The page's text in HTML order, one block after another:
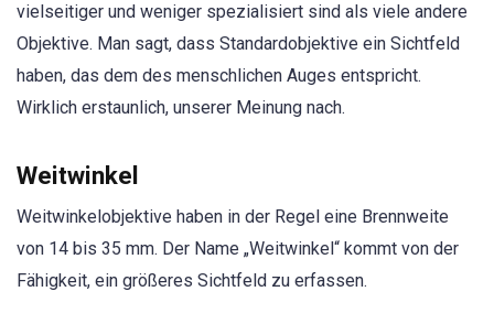
vielseitiger und weniger spezialisiert sind als viele andere
Objektive. Man sagt, dass Standardobjektive ein Sichtfeld
haben, das dem des menschlichen Auges entspricht.
Wirklich erstaunlich, unserer Meinung nach.
Weitwinkel
Weitwinkelobjektive haben in der Regel eine Brennweite
von 14 bis 35 mm. Der Name „Weitwinkel“ kommt von der
Fähigkeit, ein größeres Sichtfeld zu erfassen.